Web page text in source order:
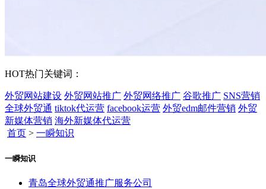
HOT热门关键词：
外贸网站建设 外贸网站推广 外贸网络推广 谷歌推广 SNS营销
全球外贸通 tiktok代运营 facebook运营 外贸edm邮件营销 外贸
新媒体营销 海外新媒体代运营
首页 > 一瞬知识
一瞬知识
青岛全球外贸通推广服务公司